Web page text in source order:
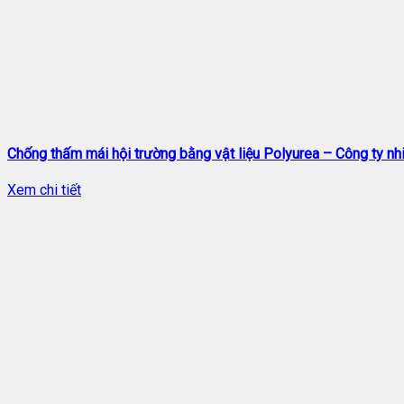
Chống thấm mái hội trường bằng vật liệu Polyurea – Công ty
Xem chi tiết